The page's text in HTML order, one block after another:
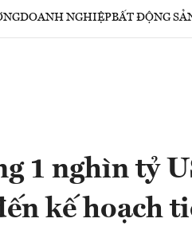
DOANH NGHIỆPBẤT ĐỘNG
1 nghìn tỷ
kế hoạch